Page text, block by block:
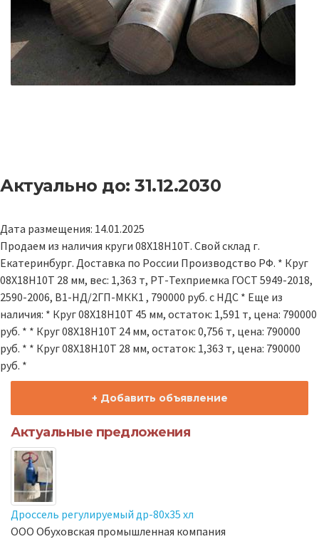
Актуально до: 31.12.2030
Дата размещения: 14.01.2025
Продаем из наличия круги 08Х18Н10Т. Свой склад г.
Екатеринбург. Доставка по России Производство РФ. * Круг
08Х18Н10Т 28 мм, вес: 1,363 т, РТ-Техприемка ГОСТ 5949-2018,
2590-2006, В1-НД/2ГП-МКК1 , 790000 руб. с НДС * Еще из
наличия: * Круг 08Х18Н10Т 45 мм, остаток: 1,591 т, цена: 790000
руб. * * Круг 08Х18Н10Т 24 мм, остаток: 0,756 т, цена: 790000
руб. * * Круг 08Х18Н10Т 28 мм, остаток: 1,363 т, цена: 790000
руб. *
+ Добавить объявление
Актуальные предложения
Дроссель регулируемый др-80х35 хл
ООО Обуховская промышленная компания